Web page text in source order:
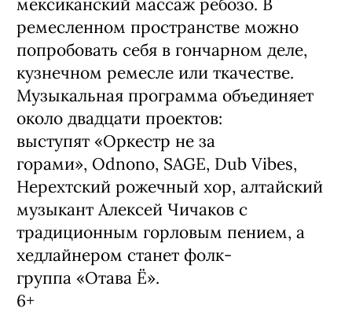
мексиканский массаж ребозо. В
ремесленном пространстве можно
попробовать себя в гончарном деле,
кузнечном ремесле или ткачестве.
Музыкальная программа объединяет
около двадцати проектов:
выступят «Оркестр не за
горами», Odnono, SAGE, Dub Vibes,
Нерехтский рожечный хор, алтайский
музыкант Алексей Чичаков с
традиционным горловым пением, а
хедлайнером станет фолк-
группа «Отава Ё».
6+